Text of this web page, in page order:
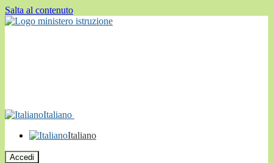
Salta al contenuto
Italiano
Italiano
Accedi